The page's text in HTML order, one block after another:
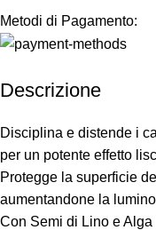
Metodi di Pagamento:
Descrizione
Disciplina e distende i
per un potente effetto
Protegge la superficie
aumentandone la
Con Semi di Lino e